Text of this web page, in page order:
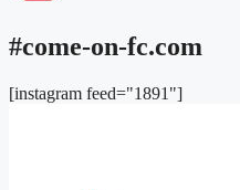
#come-on-fc.com
[instagram feed="1891"]